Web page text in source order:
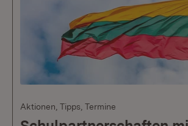
Aktionen, Tipps, Termine